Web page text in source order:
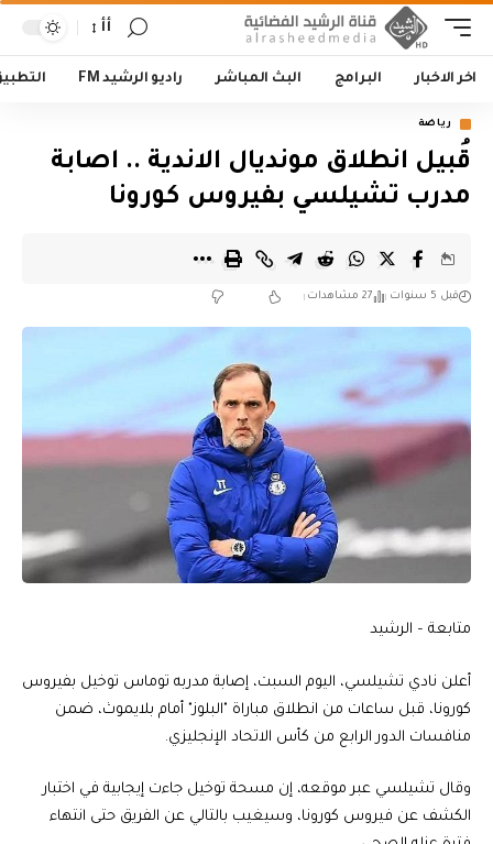
أأ
اخر الاخبار البرامج البث المباشر راديو الرشيد FM
رياضة
قُبيل انطلاق مونديال الاندية .. اصابة
مدرب تشيلسي بفيروس كورونا
قبل 5 سنوات 27 مشاهدات
متابعة – الرشيد
أعلن نادي تشيلسي، اليوم السبت، إصابة مدربه توماس توخيل بفيروس
كورونا، قبل ساعات من انطلاق مباراة "البلوز" أمام بلايموث، ضمن
منافسات الدور الرابع من كأس الاتحاد الإنجليزي.
وقال تشيلسي عبر موقعه، إن مسحة توخيل جاءت إيجابية في اختبار
الكشف عن فيروس كورونا، وسيغيب بالتالي عن الفريق حتى انتهاء